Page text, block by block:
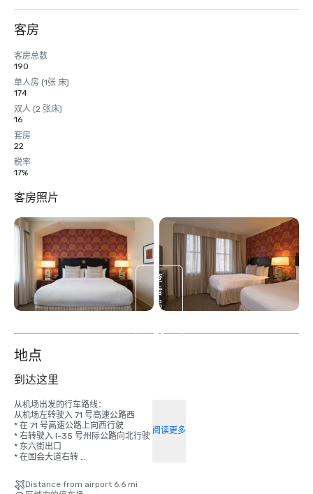
客房
客房总数
190
单人房 (1张 床)
174
双人 (2 张床)
16
套房
22
税率
17%
客房照片
查
看
另
20
地点
到达这里
从机场出发的行车路线：
从机场左转驶入 71 号高速公路西
* 在 71 号高速公路上向西行驶
* 右转驶入 I-35 号州际公路向北行驶
* 东六街出口
* 在国会大道右转
阅读更多
Distance from airport 6.6 mi